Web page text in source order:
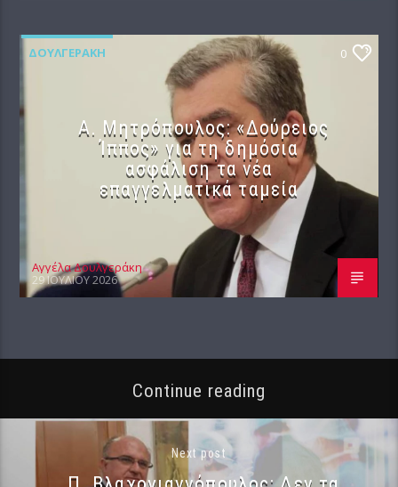
ΔΟΥΛΓΕΡΆΚΗ 0
Α. Μητρόπουλος: «Δούρειος
Ίππος» για τη δημόσια
ασφάλιση τα νέα
επαγγελματικά ταμεία
Αγγέλα Δουλγεράκη
29 ΙΟΥΛΊΟΥ 2026
Continue reading
Next post